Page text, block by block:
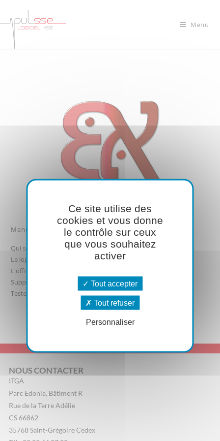
Menu
Menu
Qui sommes-nous ?
Le logiciel
L'offre
Support logiciel
Testez-le
NOUS CONTACTER
ITGA
Parc Edonia, Bâtiment R
Rue de la Terre Adélie
CS 66862
35768 Saint-Grégoire Cedex
Ce site utilise des
cookies et vous donne
le contrôle sur ceux
que vous souhaitez
activer
Tout accepter
Tout refuser
Personnaliser